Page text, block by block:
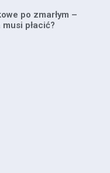
po zmarłym –
płacić?